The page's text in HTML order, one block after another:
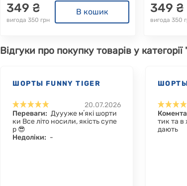
349 ₴
вигода 350 грн
В кошик 349 ₴
вигода 350
Відгуки про покупку товарів у
ШОРТЫ FUNNY TIGER
20.07.2026
Переваги: Дуууже мʼякі шорти
ки Все літо носили, якість супе
р 😎
Недоліки: -
ШОРТЫ
тик та в
дають